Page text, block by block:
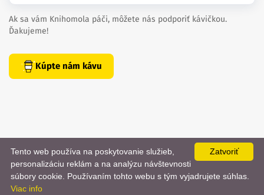
Ak sa vám Knihomola páči, môžete nás podporiť kávičkou.
Ďakujeme!
Kúpte nám kávu
📨
Zatvoriť
Tento web používa na poskytovanie služieb,
personalizáciu reklám a na analýzu návštevnosti
súbory cookie. Používaním tohto webu s tým vyjadrujete súhlas.
Viac info